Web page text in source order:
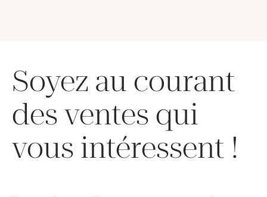
Soyez au courant
des ventes qui
vous intéressent !